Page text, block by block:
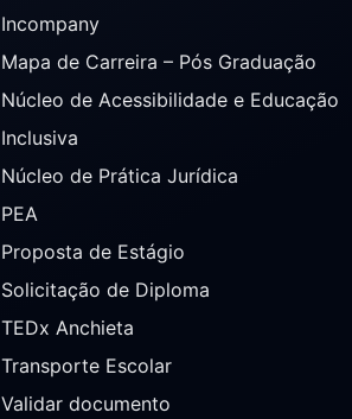
Incompany
Mapa de Carreira – Pós Graduação
Núcleo de Acessibilidade e Educação
Inclusiva
Núcleo de Prática Jurídica
PEA
Proposta de Estágio
Solicitação de Diploma
TEDx Anchieta
Transporte Escolar
Validar documento